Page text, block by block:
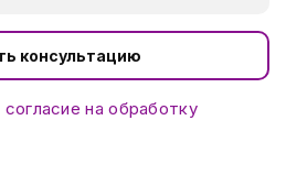
Получить консультацию
согласие на обработку